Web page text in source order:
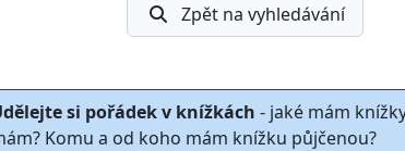
Zpět na vyhledávání
si pořádek v knížkách - jaké mám
Komu a od koho mám knížku půjčenou?